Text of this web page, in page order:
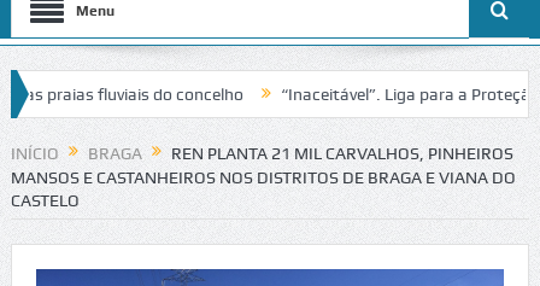
Menu
fluviais do concelho “Inaceitável”. Liga para a Proteção da
de trânsito no IC2 em Alcobaça Igreja do Castelo de Cerveira
INÍCIO BRAGA
REN PLANTA 21 MIL CARVALHOS, PINHEIROS
MANSOS E CASTANHEIROS NOS DISTRITOS DE BRAGA E VIANA DO
CASTELO